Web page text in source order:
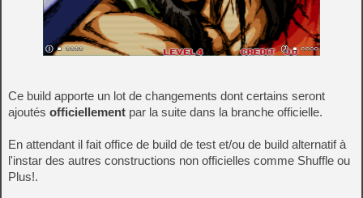
Ce build apporte un lot de changements dont certains seront
ajoutés officiellement par la suite dans la branche officielle.
En attendant il fait office de build de test et/ou de build alternatif à
l'instar des autres constructions non officielles comme Shuffle ou
Plus!.